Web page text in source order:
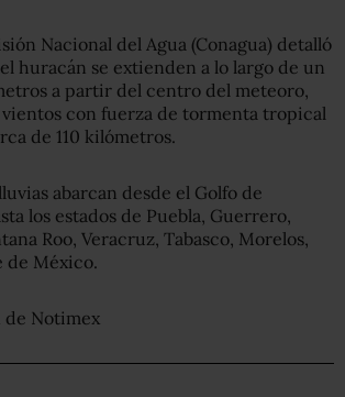
Nacional del Agua (Conagua) detalló
huracán se extienden a lo largo de un
a partir del centro del meteoro,
con fuerza de tormenta tropical
de 110 kilómetros.
abarcan desde el Golfo de
los estados de Puebla, Guerrero,
Roo, Veracruz, Tabasco, Morelos,
de México.
de Notimex